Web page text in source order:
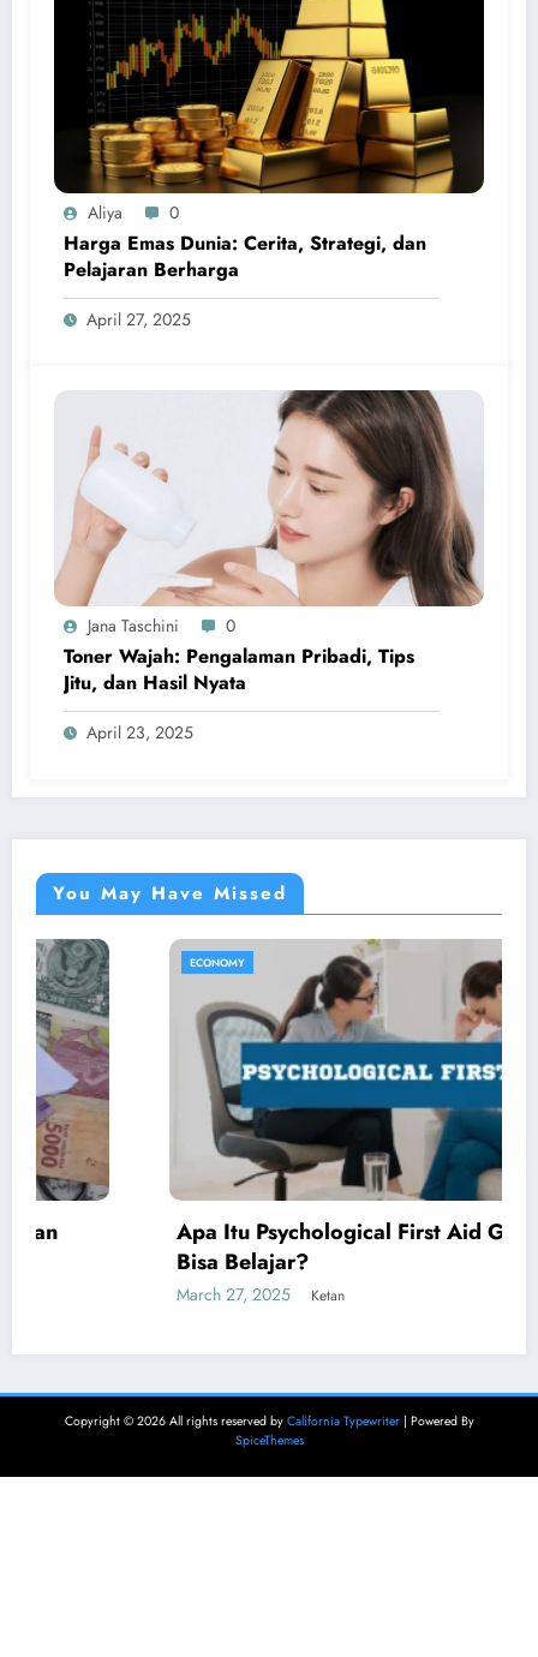
Aliya 0
Harga Emas Dunia: Cerita, Strategi, dan
Pelajaran Berharga
April 27, 2025
Jana Taschini 0
Toner Wajah: Pengalaman Pribadi, Tips
Jitu, dan Hasil Nyata
April 23, 2025
You May Have Missed
ECONOMY
Apa Itu Psychological First Aid Gimana Kita
Ketan
Copyright © 2026 All rights reserved by California Typewriter| Powered By
SpiceThemes